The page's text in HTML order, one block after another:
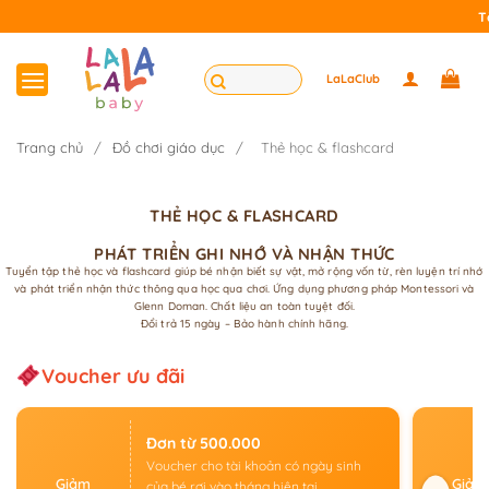
qua
nội
dung
Tìm
kiếm:
LaLaClub
Trang chủ / Đồ chơi giáo dục / Thẻ học & flashcard
THẺ HỌC & FLASHCARD
PHÁT TRIỂN GHI NHỚ VÀ NHẬN THỨC
Tuyển tập thẻ học và flashcard giúp bé nhận biết sự vật, mở rộng vốn từ, rèn luyện trí nhớ
và phát triển nhận thức thông qua học qua chơi. Ứng dụng phương pháp Montessori và
Glenn Doman. Chất liệu an toàn tuyệt đối.
Đổi trả 15 ngày – Bảo hành chính hãng.
Voucher ưu đãi
Giảm
Đơn từ 500.000
Voucher cho tài khoản có ngày sinh
của bé rơi vào tháng hiện tại.
Giảm